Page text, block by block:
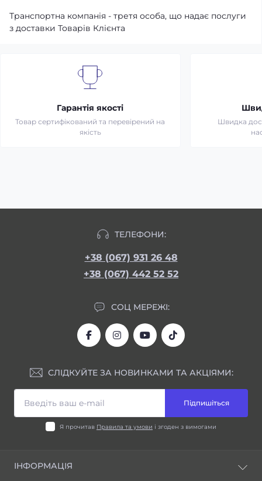
Транспортна компанія - третя особа, що надає послуги
з доставки Товарів Клієнта
Гарантія якості
Товар сертифікований та перевірений на
якість
Швидка
ТЕЛЕФОНИ:
+38 (067) 931 26 48
+38 (067) 442 52 52
СОЦ МЕРЕЖІ:
СЛІДКУЙТЕ ЗА НОВИНКАМИ ТА АКЦІЯМИ:
Підпишіться
Я прочитав Правила та умови і згоден з вимогами
ІНФОРМАЦІЯ